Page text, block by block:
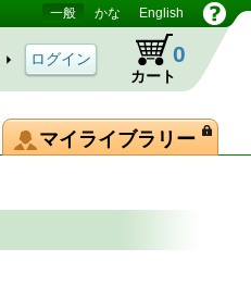
一般 かな English
カート
0
マイライブラリー